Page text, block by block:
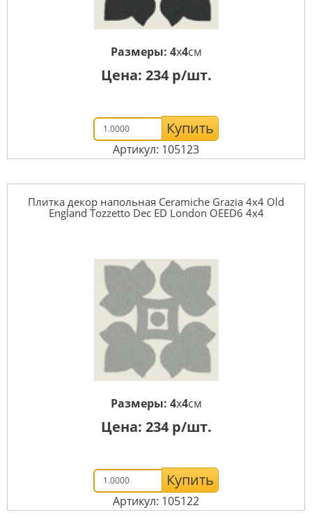
Размеры: 4x4см
Цена: 234р/шт.
Купить
Артикул: 105123
Плитка декор напольная Ceramiche Grazia 4x4 Old
England Tozzetto Dec ED London OEED6 4x4
Размеры: 4x4см
Цена: 234р/шт.
Купить
Артикул: 105122